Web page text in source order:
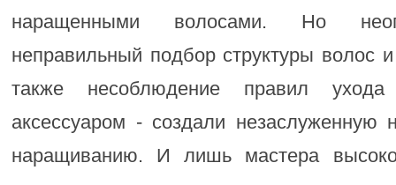
наращенными волосами. Но
неправильный подбор структуры волос
также несоблюдение правил
аксессуаром - создали незаслуженную
наращиванию. И лишь мастера